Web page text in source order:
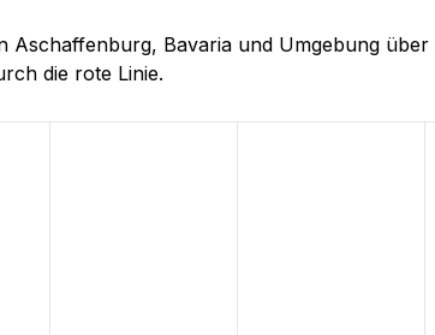
Bavaria und Umgebung
die rote Linie.